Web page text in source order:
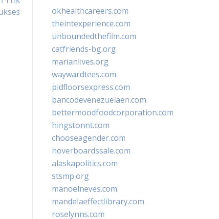
okhealthcareers.com
theintexperience.com
unboundedthefilm.com
catfriends-bg.org
marianlives.org
waywardtees.com
pidfloorsexpress.com
bancodevenezuelaen.com
bettermoodfoodcorporation.com
hingstonnt.com
chooseagender.com
hoverboardssale.com
alaskapolitics.com
stsmp.org
manoelneves.com
mandelaeffectlibrary.com
roselynns.com